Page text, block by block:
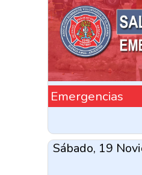
Emergencias
Sábado, 19